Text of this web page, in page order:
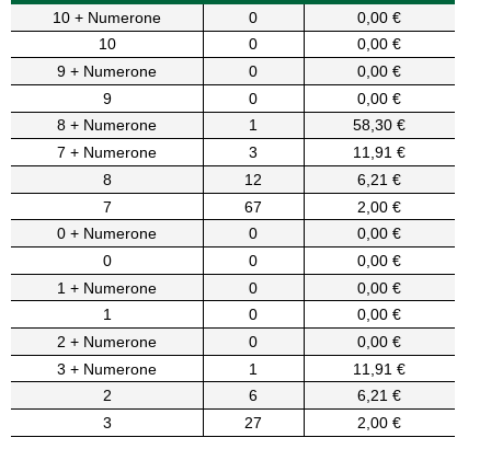
10 + Numerone
0
0,00 €
10
0
0,00 €
9 + Numerone
0
0,00 €
9
0
0,00 €
8 + Numerone
1
58,30 €
7 + Numerone
3
11,91 €
8
12
6,21 €
7
67
2,00 €
0 + Numerone
0
0,00 €
0
0
0,00 €
1 + Numerone
0
0,00 €
1
0
0,00 €
2 + Numerone
0
0,00 €
3 + Numerone
1
11,91 €
2
6
6,21 €
3
27 2,00 €